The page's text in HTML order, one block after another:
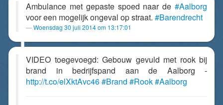
Ambulance met gepaste spoed naar de #Aalborg
voor een mogelijk ongeval op straat. #Barendrecht
Woensdag 30 juli 2014 om 13:17:01
VIDEO toegevoegd: Gebouw gevuld met rook bij
brand in bedrijfspand aan de Aalborg -
http://t.co/elXktAvc46#Brand #Rook#Aalborg